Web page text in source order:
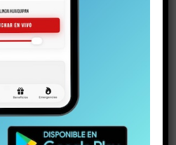
BUSCAR